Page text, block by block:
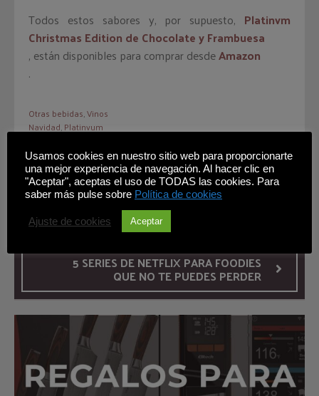
Todos estos sabores y, por supuesto, Platinvm
Christmas Edition de Chocolate y Frambuesa
, están disponibles para comprar desdeAmazon
.
Otras bebidas,Vinos
Navidad,Platinvum
BRINDAR CON CERVEZA DE NAVIDAD
5 SERIES DE NETFLIX PARA FOODIES
QUE NO TE PUEDES PERDER
Usamos cookies en nuestro sitio web para proporcionarte
una mejor experiencia de navegación. Al hacer clic en
"Aceptar", aceptas el uso de TODAS las cookies. Para
saber más pulse sobre Política de cookies
Ajuste de cookies Aceptar